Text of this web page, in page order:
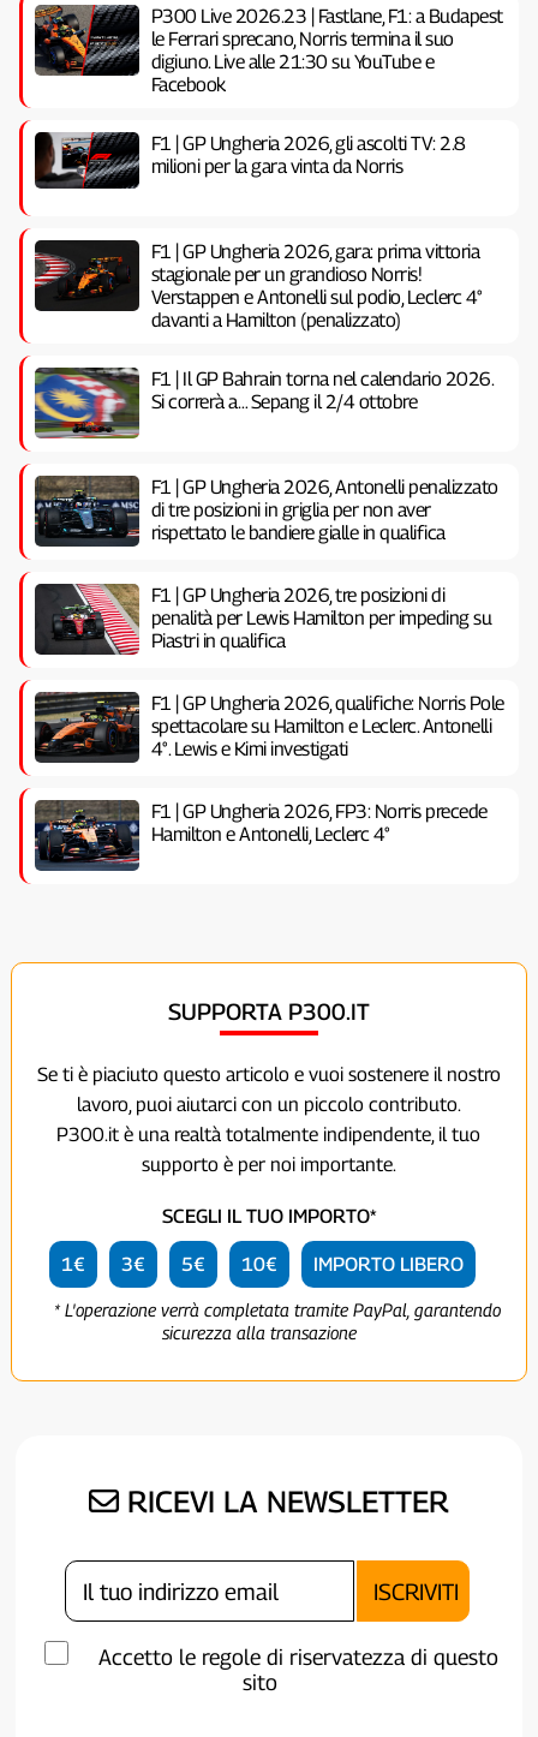
P300 Live 2026.23 | Fastlane, F1: a Budapest
le Ferrari sprecano, Norris termina il suo
digiuno. Live alle 21:30 su YouTube e
Facebook
F1 | GP Ungheria 2026, gli ascolti TV: 2.8
milioni per la gara vinta da Norris
F1 | GP Ungheria 2026, gara: prima vittoria
stagionale per un grandioso Norris!
Verstappen e Antonelli sul podio, Leclerc 4°
davanti a Hamilton (penalizzato)
F1 | Il GP Bahrain torna nel calendario 2026.
Si correrà a… Sepang il 2/4 ottobre
F1 | GP Ungheria 2026, Antonelli penalizzato
di tre posizioni in griglia per non aver
rispettato le bandiere gialle in qualifica
F1 | GP Ungheria 2026, tre posizioni di
penalità per Lewis Hamilton per impeding su
Piastri in qualifica
F1 | GP Ungheria 2026, qualifiche: Norris Pole
spettacolare su Hamilton e Leclerc. Antonelli
4°. Lewis e Kimi investigati
F1 | GP Ungheria 2026, FP3: Norris precede
Hamilton e Antonelli, Leclerc 4°
SUPPORTA P300.IT
Se ti è piaciuto questo articolo e vuoi sostenere il nostro
lavoro, puoi aiutarci con un piccolo contributo.
P300.it è una realtà totalmente indipendente, il tuo
supporto è per noi importante.
SCEGLI IL TUO IMPORTO*
1€ 3€ 5€ 10€ IMPORTO LIBERO
* L'operazione verrà completata tramite PayPal, garantendo
sicurezza alla transazione
RICEVI LA NEWSLETTER
Accetto le regole di riservatezza di questo
sito